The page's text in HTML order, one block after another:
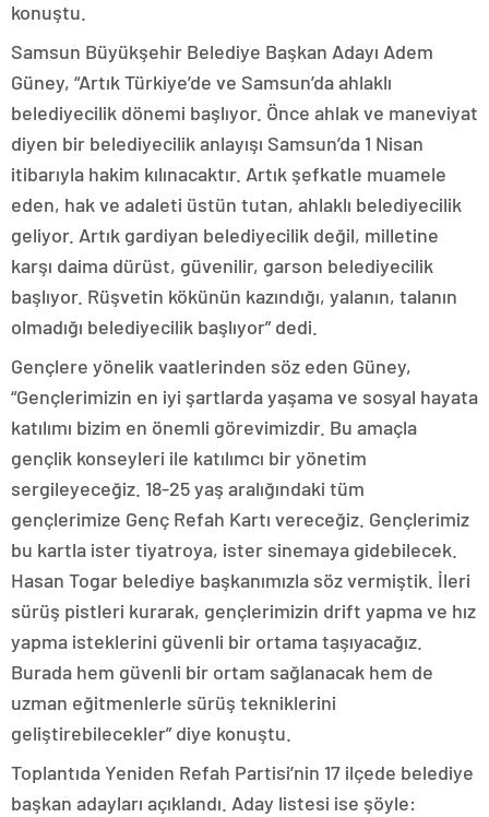
konuştu.
Samsun Büyükşehir Belediye Başkan Adayı Adem
Güney, “Artık Türkiye’de ve Samsun’da ahlaklı
belediyecilik dönemi başlıyor. Önce ahlak ve maneviyat
diyen bir belediyecilik anlayışı Samsun’da 1 Nisan
itibarıyla hakim kılınacaktır. Artık şefkatle muamele
eden, hak ve adaleti üstün tutan, ahlaklı belediyecilik
geliyor. Artık gardiyan belediyecilik değil, milletine
karşı daima dürüst, güvenilir, garson belediyecilik
başlıyor. Rüşvetin kökünün kazındığı, yalanın, talanın
olmadığı belediyecilik başlıyor” dedi.
Gençlere yönelik vaatlerinden söz eden Güney,
“Gençlerimizin en iyi şartlarda yaşama ve sosyal hayata
katılımı bizim en önemli görevimizdir. Bu amaçla
gençlik konseyleri ile katılımcı bir yönetim
sergileyeceğiz. 18-25 yaş aralığındaki tüm
gençlerimize Genç Refah Kartı vereceğiz. Gençlerimiz
bu kartla ister tiyatroya, ister sinemaya gidebilecek.
Hasan Togar belediye başkanımızla söz vermiştik. İleri
sürüş pistleri kurarak, gençlerimizin drift yapma ve hız
yapma isteklerini güvenli bir ortama taşıyacağız.
Burada hem güvenli bir ortam sağlanacak hem de
uzman eğitmenlerle sürüş tekniklerini
geliştirebilecekler” diye konuştu.
Toplantıda Yeniden Refah Partisi’nin 17 ilçede belediye
başkan adayları açıklandı. Aday listesi ise şöyle: